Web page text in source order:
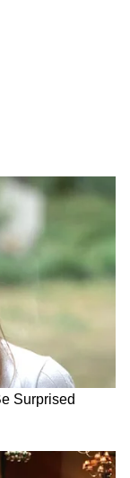
कंपनियों के
सहकारी
दोनों
एआई जैसे उभरते
नेताओं ने
घोषणा है।
घोषणा है।